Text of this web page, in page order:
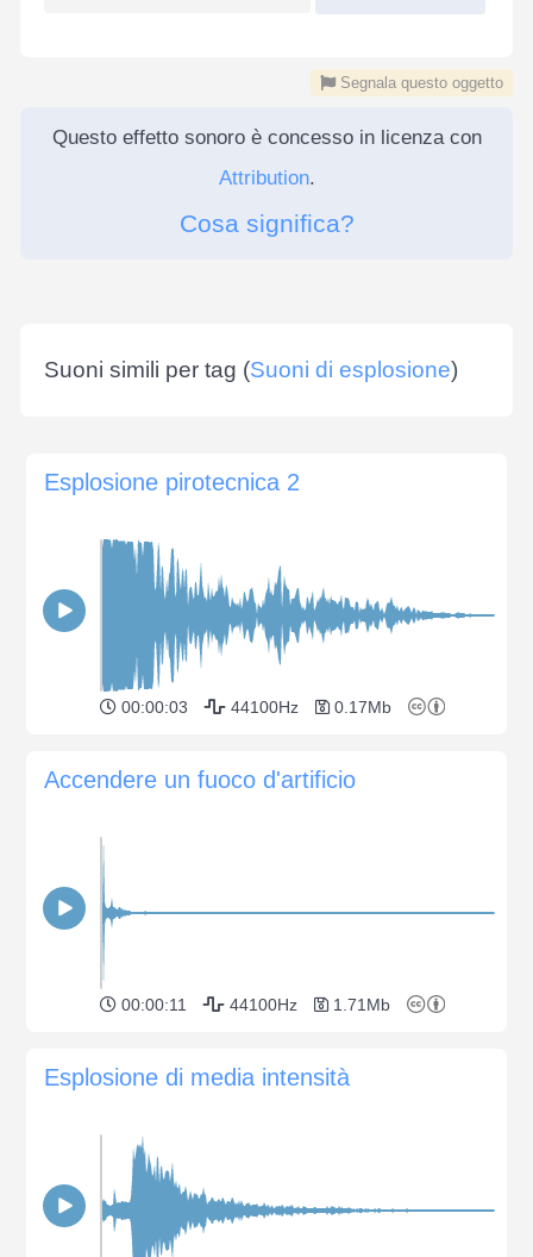
Segnala questo oggetto
Questo effetto sonoro è concesso in licenza con
Attribution.
Cosa significa?
Suoni simili per tag (Suoni di esplosione)
Esplosione pirotecnica 2
00:00:03 44100Hz 0.17Mb
Accendere un fuoco d'artificio
00:00:11 44100Hz 1.71Mb
Esplosione di media intensità